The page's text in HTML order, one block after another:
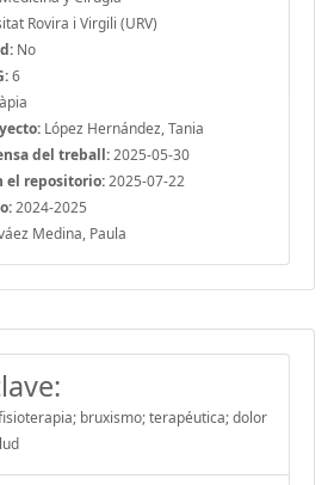
Rovira i Virgili (URV)
No
6
López Hernández, Tania
del treball:2025-05-30
el repositorio:2025-07-22
2024-2025
Medina, Paula
bruxismo; terapéutica; dolor